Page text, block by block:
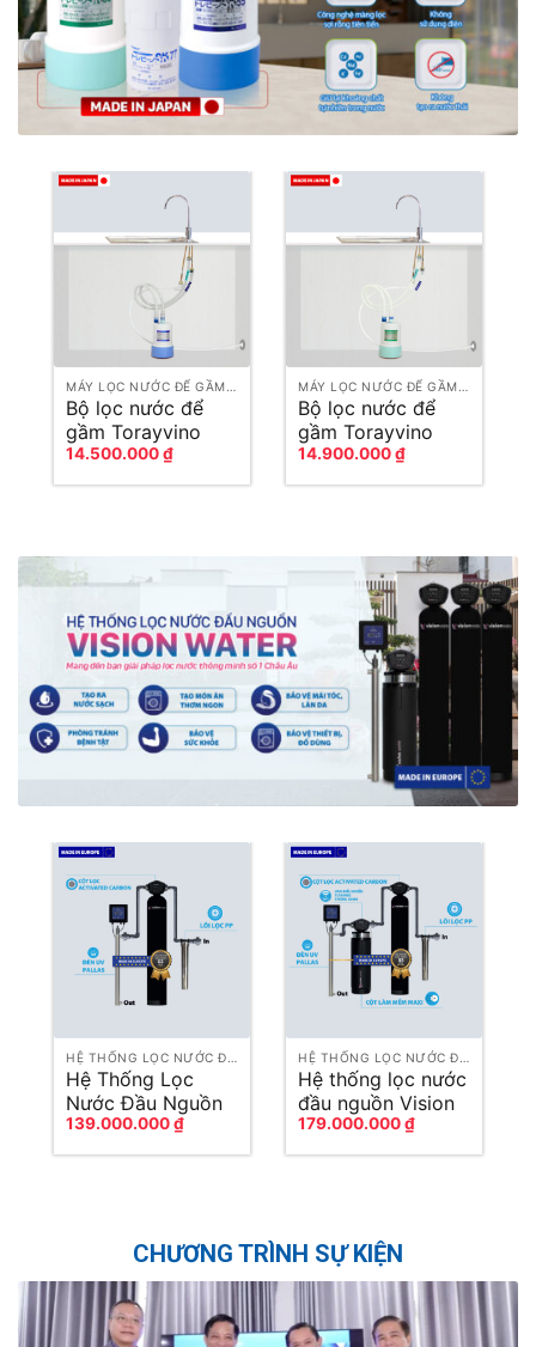
MÁY LỌC NƯỚC ĐỂ GẦM TỦ BẾP
Bộ lọc nước để
gầm Torayvino
SK55J-K-3SET
14.500.000₫
MÁY LỌC NƯỚC ĐỂ GẦM TỦ BẾP
Bộ lọc nước để
gầm Torayvino
SK55EJ-K-3SET
14.900.000₫
Hệ Thống Lọc
Nước Đầu Nguồn
Vision Water WH01
139.000.000₫
Hệ thống lọc nước
đầu nguồn Vision
Water WH02
179.000.000₫
CHƯƠNG TRÌNH SỰ KIỆN